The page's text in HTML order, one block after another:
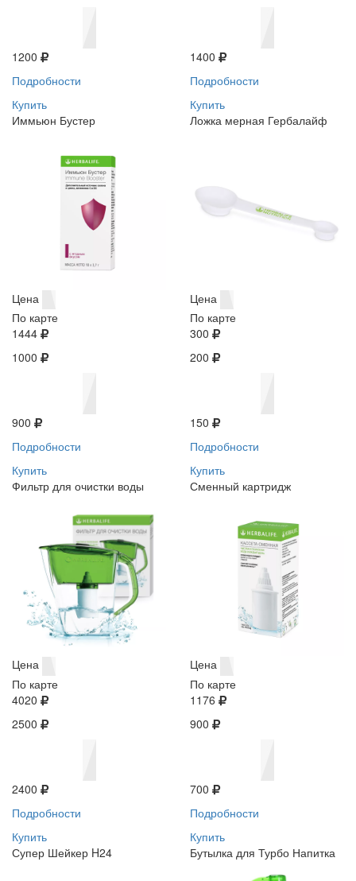
1200
Подробности
Купить
1400
Подробности
Купить
Иммьюн Бустер
Цена
По карте
1444
1000
900
Подробности
Купить
Ложка мерная Гербалайф
Цена
По карте
300
200
150
Подробности
Купить
Фильтр для очистки воды
Цена
По карте
4020
2500
2400
Подробности
Купить
Сменный картридж
Цена
По карте
1176
900
700
Подробности
Купить
Супер Шейкер H24
Бутылка для Турбо Напитка